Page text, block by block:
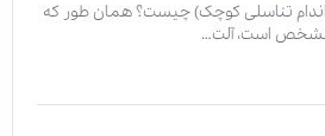
تناسلی کوچک) چیست؟ همان طور که
است، آلت…